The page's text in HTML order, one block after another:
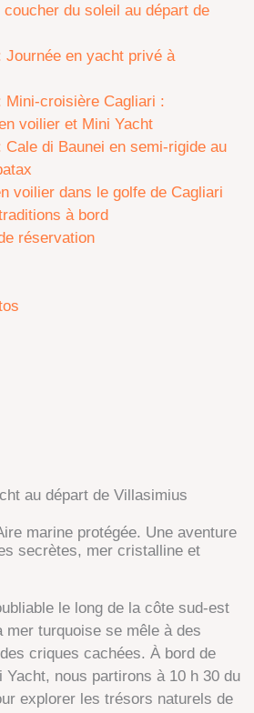
du soleil au départ de
Journée en yacht privé à
Mini-croisière Cagliari :
voilier et Mini Yacht
Cale di Baunei en semi-rigide au
voilier dans le golfe de Cagliari
à bord
réservation
au départ de Villasimius
marine protégée. Une aventure
secrètes, mer cristalline et
le long de la côte sud-est
mer turquoise se mêle à des
criques cachées. À bord de
Yacht, nous partirons à 10 h 30 du
explorer les trésors naturels de